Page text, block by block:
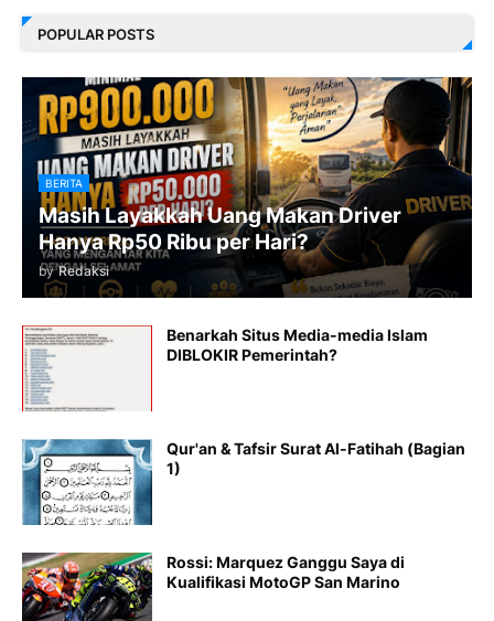
POPULAR POSTS
BERITA
Masih Layakkah Uang Makan Driver
Hanya Rp50 Ribu per Hari?
by Redaksi
Benarkah Situs Media-media Islam
DIBLOKIR Pemerintah?
Qur'an & Tafsir Surat Al-Fatihah (Bagian
1)
Rossi: Marquez Ganggu Saya di
Kualifikasi MotoGP San Marino